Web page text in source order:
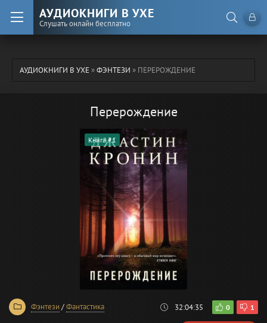
АУДИОКНИГИ В УХЕ
Слушать онлайн бесплатно
АУДИОКНИГИ В УХЕ»ФЭНТЕЗИ » ПЕРЕРОЖДЕНИЕ
Перерождение
Книга #1
Фэнтези /Фантастика 32:04:35 0 1